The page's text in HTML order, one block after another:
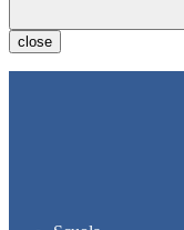
close